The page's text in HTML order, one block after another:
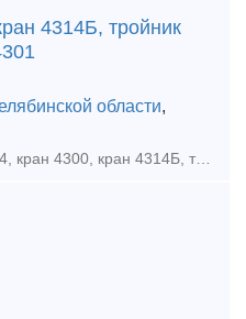
4314Б, тройник
области,
Продам из наличия Кран 4314, кран 4300, кран 4314Б, тройник 4375, кран 4302, кран 4301 оплата нал / без нал отгрузка в день оилаты доставка по всей России и КЗ